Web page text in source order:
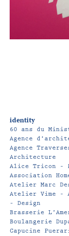
identity
60 ans du
Agence
Agence
Architecture
Alice Tricon –
Association
Atelier Marc
Atelier Vime –
– Design
Brasserie
Boulangerie
Capucine